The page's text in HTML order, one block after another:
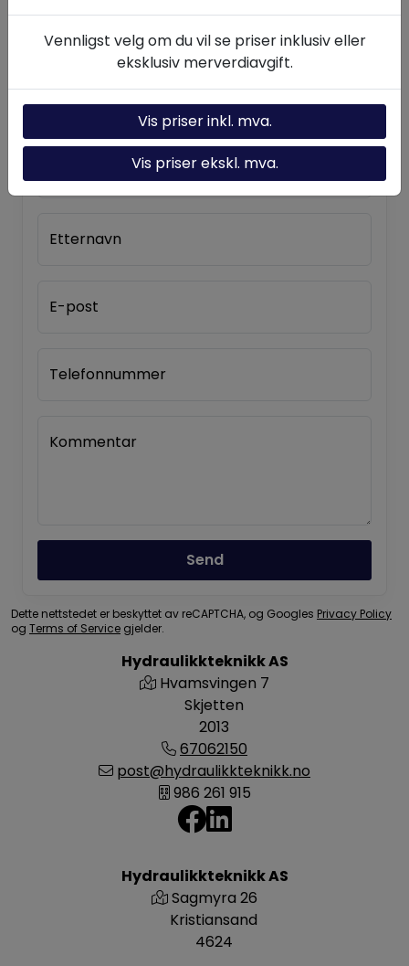
Hydraulikkteknikk AS
Hvamsvingen 7
Skjetten
2013
67062150
post@hydraulikkteknikk.no
986 261 915
Hydraulikkteknikk AS
Sagmyra 26
Kristiansand
4624
Kontakt oss
snart som mulig.
Etternavn
E-post
Telefonnummer
Kommentar
Send
Dette nettstedet er beskyttet av reCAPTCHA, og Googles Privacy Policy
og Terms of Service gjelder.
Vennligst velg om du vil se priser inklusiv eller
eksklusiv merverdiavgift.
Vis priser inkl. mva.
Vis priser ekskl. mva.